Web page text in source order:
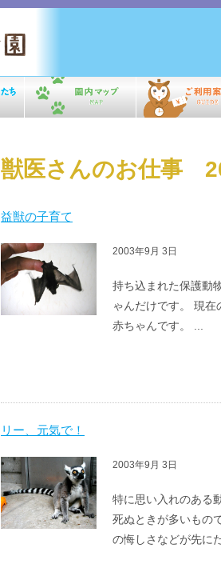
獣医さんのお仕事
益獣の子育て
2003年9月 3日
持ち込まれた保護動
ゃんだけです。 現
赤ちゃんです。 ...
リー、元気で！
2003年9月 3日
特に思い入れのある
死ぬときが多いもの
の悔しさなどが先に